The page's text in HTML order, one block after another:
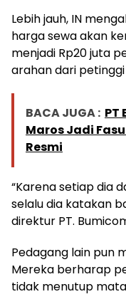
Lebih jauh, IN
harga sewa akan
menjadi Rp20 juta
arahan dari
BACA JUGA : PT
Maros Jadi
Resmi
“Karena setiap dia
selalu dia katakan
direktur PT.
Pedagang lain pun
Mereka berharap
tidak menutup